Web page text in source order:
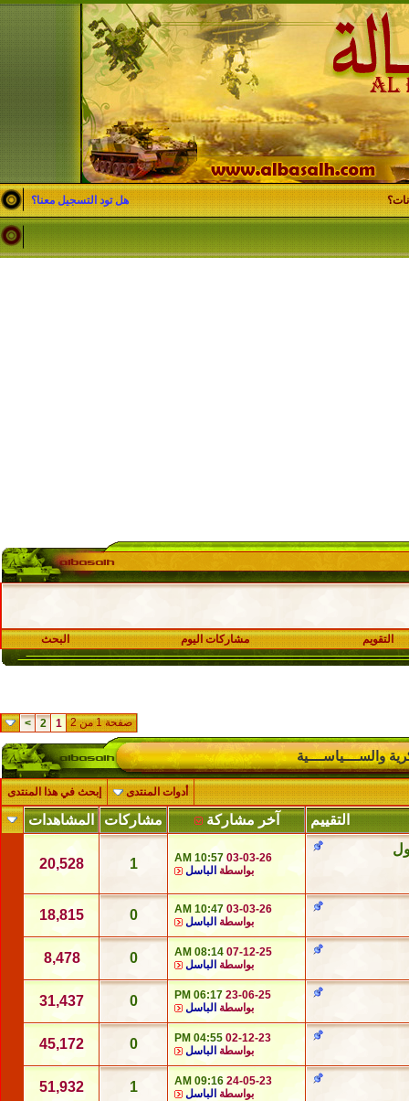
هل تود التسجيل معنا؟
التقويم مشاركات اليوم البحث
صفحة 1 من 2 1
2
>
والســــياســــية
أدوات المنتدى إبحث في هذا المنتدى
التقييم آخر مشاركة مشاركات
المشاهدات
03-03-26
10:57 AM
بواسطة الباسل 1
20,528
03-03-26
10:47 AM
بواسطة الباسل 0
18,815
07-12-25
08:14 AM
بواسطة الباسل 0
8,478
23-06-25
06:17 PM
بواسطة الباسل 0
31,437
02-12-23
04:55 PM
بواسطة الباسل 0
45,172
24-05-23
09:16 AM
بواسطة الباسل 1
51,932